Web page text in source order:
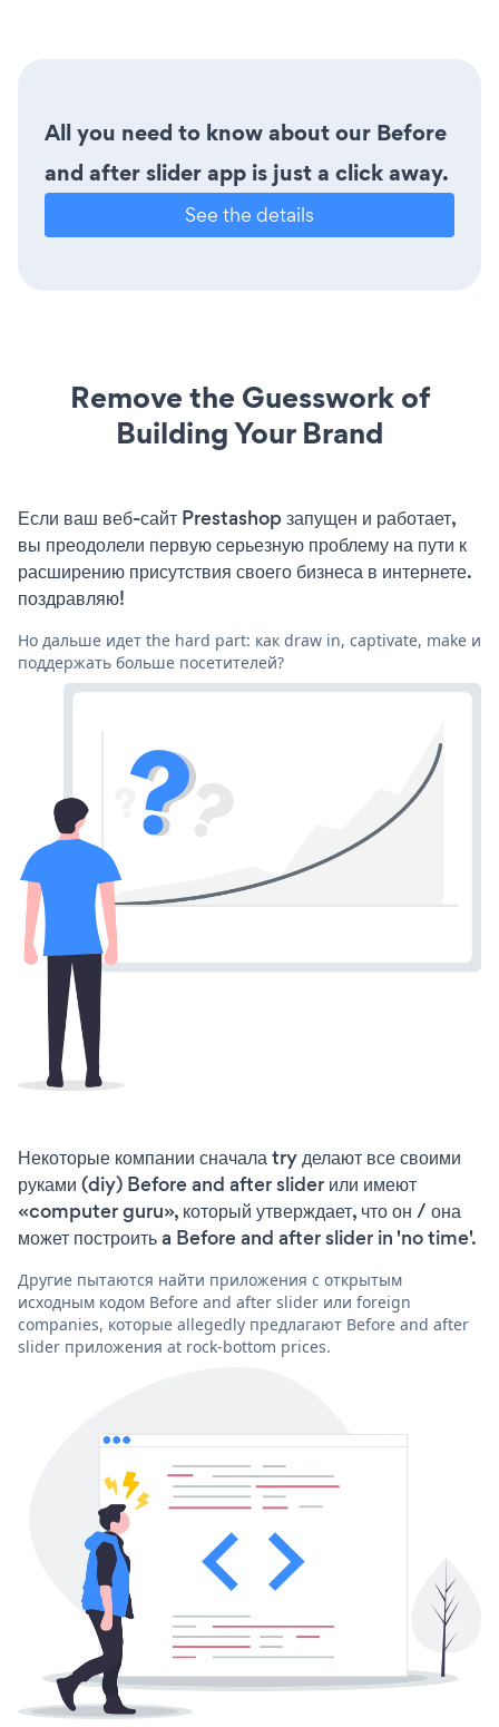
All you need to know about our Before
and after slider app is just a click away.
See the details
Remove the Guesswork of
Building Your Brand
Если ваш веб-сайт Prestashop запущен и работает,
вы преодолели первую серьезную проблему на пути к
расширению присутствия своего бизнеса в интернете.
поздравляю!
Но дальше идет the hard part: как draw in, captivate, make и
поддержать больше посетителей?
Некоторые компании сначала try делают все своими
руками (diy) Before and after slider или имеют
«computer guru», который утверждает, что он / она
может построить a Before and after slider in 'no time'.
Другие пытаются найти приложения с открытым
исходным кодом Before and after slider или foreign
companies, которые allegedly предлагают Before and after
slider приложения at rock-bottom prices.